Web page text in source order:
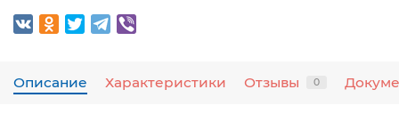
Описание Характеристики Отзывы 0